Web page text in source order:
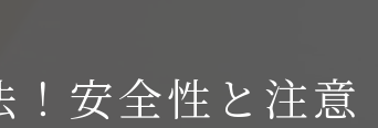
！安全性と注意